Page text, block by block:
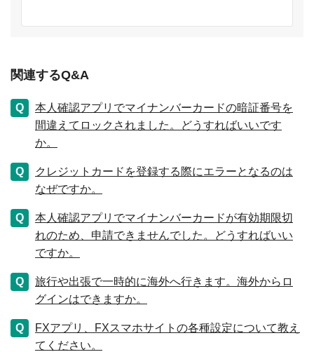
関連するQ&A
本人確認アプリでマイナンバーカードの暗証番号を
間違えてロックされました。どうすればいいです
か。
クレジットカードを登録する際にエラーとなるのは
なぜですか。
本人確認アプリでマイナンバーカードが有効期限切
れのため、申請できませんでした。どうすればいい
ですか。
旅行や出張で一時的に海外へ行きます。海外からロ
グインはできますか。
FXアプリ、FXスマホサイトの各種設定について教え
てください。